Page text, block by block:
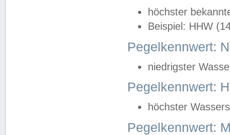
höchster
Beispiel: HHW
Pegelkennwert:
niedrigster
Pegelkennwert:
höchster
Pegelkennwert: